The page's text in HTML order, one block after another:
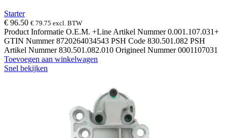
Starter
€ 96.50 € 79.75 excl. BTW
Product Informatie O.E.M. +Line Artikel Nummer 0.001.107.031+
GTIN Nummer 8720264034543 PSH Code 830.501.082 PSH
Artikel Nummer 830.501.082.010 Origineel Nummer 0001107031
Toevoegen aan winkelwagen
Snel bekijken